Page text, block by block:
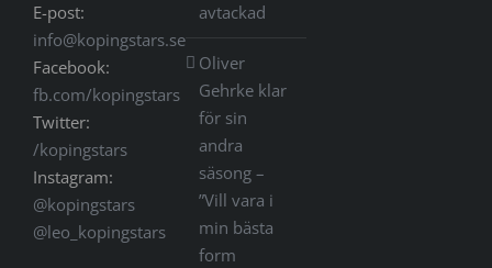
E-post:
info@kopingstars.se
Facebook:
fb.com/kopingstars
Twitter:
/kopingstars
Instagram:
@kopingstars
@leo_kopingstars
avtackad
Oliver
Gehrke klar
för sin
andra
säsong –
”Vill vara i
min bästa
form